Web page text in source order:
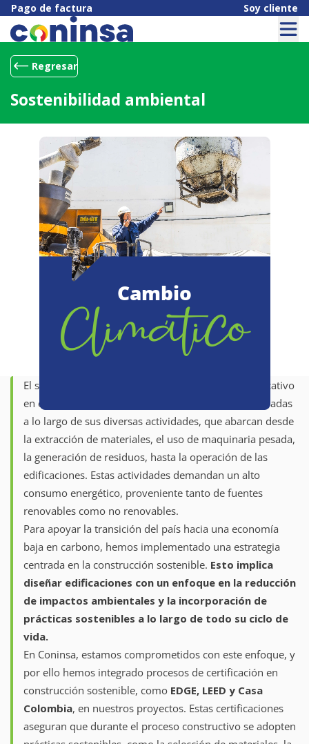
Pago de factura Soy cliente
Regresar
Sostenibilidad ambiental
Cambio
Climático
El sector de la construcción tiene un impacto significativo
en el cambio climático debido a las emisiones generadas
a lo largo de sus diversas actividades, que abarcan desde
la extracción de materiales, el uso de maquinaria pesada,
la generación de residuos, hasta la operación de las
edificaciones. Estas actividades demandan un alto
consumo energético, proveniente tanto de fuentes
renovables como no renovables.
Para apoyar la transición del país hacia una economía
baja en carbono, hemos implementado una estrategia
centrada en la construcción sostenible. Esto implica
diseñar edificaciones con un enfoque en la reducción
de impactos ambientales y la incorporación de
prácticas sostenibles a lo largo de todo su ciclo de
vida.
En Coninsa, estamos comprometidos con este enfoque, y
por ello hemos integrado procesos de certificación en
construcción sostenible, como EDGE, LEED y Casa
Colombia, en nuestros proyectos. Estas certificaciones
aseguran que durante el proceso constructivo se adopten